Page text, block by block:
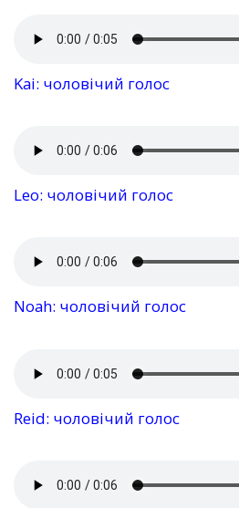
Kai: чоловічий голос
Leo: чоловічий голос
Noah: чоловічий голос
Reid: чоловічий голос